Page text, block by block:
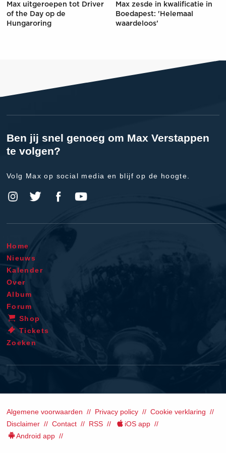
Max uitgeroepen tot Driver
of the Day op de
Hungaroring
Max zesde in kwalificatie in
Boedapest: 'Helemaal
waardeloos'
Ben jij snel genoeg om Max Verstappen
te volgen?
Volg Max op social media en blijf op de hoogte.
Home
Nieuws
Kalender
Over
Album
Forum
Shop
Tickets
Zoeken
Algemene voorwaarden Privacy policy
Cookie verklaring
Disclaimer
Contact RSS
iOS app
Android app